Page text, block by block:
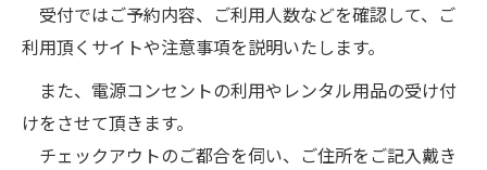
受付ではご予約内容、ご利用人数などを確認して、ご
利用頂くサイトや注意事項を説明いたします。
また、電源コンセントの利用やレンタル用品の受け付
けをさせて頂きます。
チェックアウトのご都合を伺い、ご住所をご記入戴き